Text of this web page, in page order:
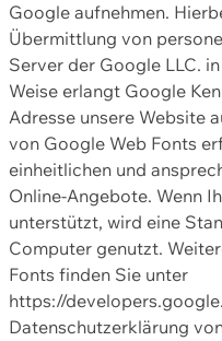
Google aufnehmen.
Übermittlung von
Server der Google LLC.
Weise erlangt Google
Adresse unsere Website
von Google Web Fonts
einheitlichen und
Online-Angebote. Wenn
unterstützt, wird eine
Computer genutzt.
Fonts finden Sie unter
https://
Datenschutzerklärung